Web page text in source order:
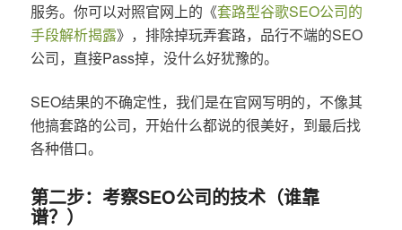
服务。你可以对照官网上的《套路型谷歌SEO公司的
手段解析揭露》，排除掉玩弄套路，品行不端的SEO
公司，直接Pass掉，没什么好犹豫的。
SEO结果的不确定性，我们是在官网写明的，不像其
他搞套路的公司，开始什么都说的很美好，到最后找
各种借口。
第二步：考察SEO公司的技术（谁靠
谱？）